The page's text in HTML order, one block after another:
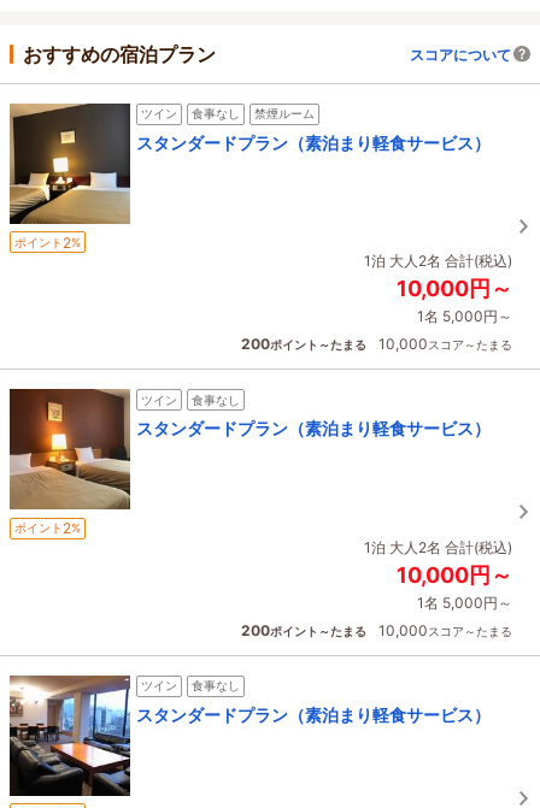
おすすめの宿泊プラン スコアについて
ツイン 食事なし 禁煙ルーム
スタンダードプラン（素泊まり軽食サービス）
ポイント 2%
1泊 大人2名 合計(税込)
10,000円～
1名 5,000円～
200ポイント～たまる 10,000スコア～たまる
ツイン 食事なし
スタンダードプラン（素泊まり軽食サービス）
ポイント 2%
1泊 大人2名 合計(税込)
10,000円～
1名 5,000円～
200ポイント～たまる 10,000スコア～たまる
ツイン 食事なし
スタンダードプラン（素泊まり軽食サービス）